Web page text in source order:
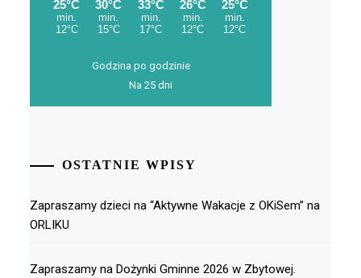
Godzina po godzinie
Na 25 dni
OSTATNIE WPISY
Zapraszamy dzieci na “Aktywne Wakacje z OKiSem” na
ORLIKU
Zapraszamy na Dożynki Gminne 2026 w Zbytowej.